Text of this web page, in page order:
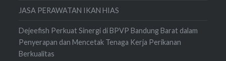
JASA PERAWATAN IKAN HIAS
Dejeefish Perkuat Sinergi di BPVP Bandung Barat dalam
Penyerapan dan Mencetak Tenaga Kerja Perikanan
Berkualitas